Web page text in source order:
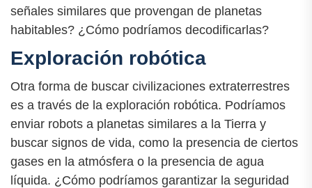
señales similares que provengan de planetas
habitables? ¿Cómo podríamos decodificarlas?
Exploración robótica
Otra forma de buscar civilizaciones extraterrestres
es a través de la exploración robótica. Podríamos
enviar robots a planetas similares a la Tierra y
buscar signos de vida, como la presencia de ciertos
gases en la atmósfera o la presencia de agua
líquida. ¿Cómo podríamos garantizar la seguridad